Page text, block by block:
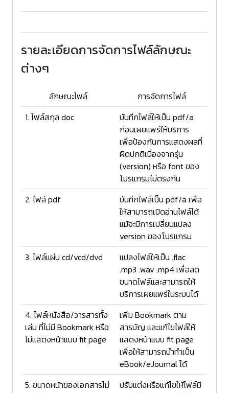
รายละเอียดการจัดการไฟล์ลักษณะ
ต่างๆ
ลักษณะไฟล์
การจัดการไฟล์
1. ไฟล์สกุล doc
บันทึกไฟล์ให้เป็น pdf/a
ก่อนเผยแพร่ให้บริการ
เพื่อป้องกันการแสดงผลที่
ผิดปกติเนื่องจากรุ่น
(version) หรือ font ของ
โปรแกรมไม่ตรงกัน
2. ไฟล์ pdf
บันทึกไฟล์เป็น pdf/a เพื่อ
ให้สามารถเปิดอ่านไฟล์ได้
แม้จะมีการเปลี่ยนแปลง
version ของโปรแกรม
3. ไฟล์แผ่น cd/vcd/dvd
แปลงไฟล์ให้เป็น .flac
.mp3 .wav .mp4 เพื่อลด
ขนาดไฟล์และสามารถให้
บริการเผยแพร่ในระบบได้
4. ไฟล์หนังสือ/วารสารทั้ง
เล่ม ที่ไม่มี Bookmark หรือ
ไม่แสดงหน้าแบบ fit page
เพิ่ม Bookmark ตาม
สารบัญ และแก้ไขไฟล์ให้
แสดงหน้าแบบ fit page
เพื่อให้สามารถนำทำเป็น
eBook/eJournal ได้
5. ขนาดหน้าของเอกสารไม่
ปรับแต่งหรือแก้ไขให้ไฟล์มี